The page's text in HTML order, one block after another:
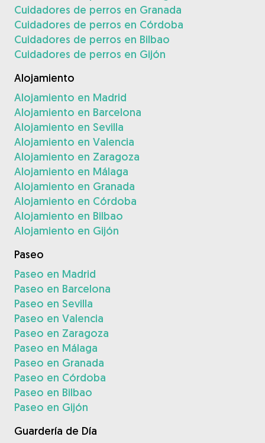
Cuidadores de perros en Granada
Cuidadores de perros en Córdoba
Cuidadores de perros en Bilbao
Cuidadores de perros en Gijón
Alojamiento
Alojamiento en Madrid
Alojamiento en Barcelona
Alojamiento en Sevilla
Alojamiento en Valencia
Alojamiento en Zaragoza
Alojamiento en Málaga
Alojamiento en Granada
Alojamiento en Córdoba
Alojamiento en Bilbao
Alojamiento en Gijón
Paseo
Paseo en Madrid
Paseo en Barcelona
Paseo en Sevilla
Paseo en Valencia
Paseo en Zaragoza
Paseo en Málaga
Paseo en Granada
Paseo en Córdoba
Paseo en Bilbao
Paseo en Gijón
Guardería de Día